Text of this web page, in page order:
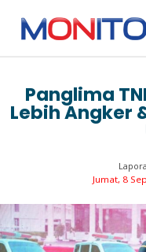
NASIONAL
Panglima
Lebih Angker
Jumat, 8